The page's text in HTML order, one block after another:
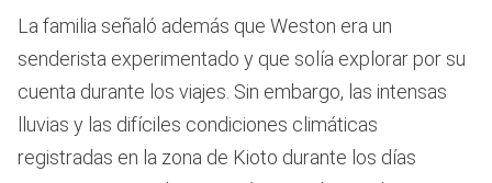
La familia señaló además que Weston era un
senderista experimentado y que solía explorar por su
cuenta durante los viajes. Sin embargo, las intensas
lluvias y las difíciles condiciones climáticas
registradas en la zona de Kioto durante los días